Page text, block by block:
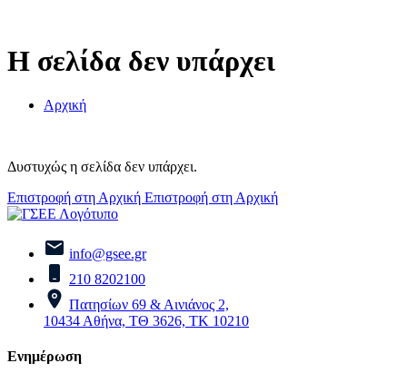
Η σελίδα δεν υπάρχει
Αρχική
Δυστυχώς η σελίδα δεν υπάρχει.
Επιστροφή στη Αρχική Επιστροφή στη Αρχική
info@gsee.gr
210 8202100
Πατησίων 69 & Αινιάνος 2,
10434 Αθήνα, ΤΘ 3626, ΤΚ 10210
Ενημέρωση